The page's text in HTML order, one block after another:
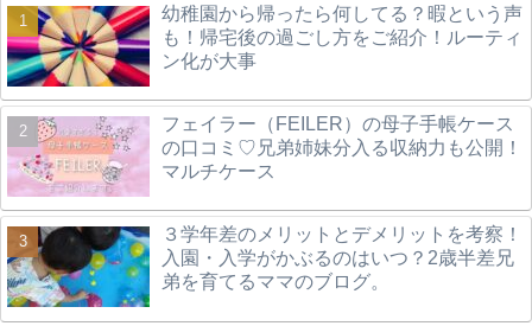
幼稚園から帰ったら何してる？暇という声
も！帰宅後の過ごし方をご紹介！ルーティ
ン化が大事
フェイラー（FEILER）の母子手帳ケース
の口コミ♡兄弟姉妹分入る収納力も公開！
マルチケース
３学年差のメリットとデメリットを考察！
入園・入学がかぶるのはいつ？2歳半差兄
弟を育てるママのブログ。